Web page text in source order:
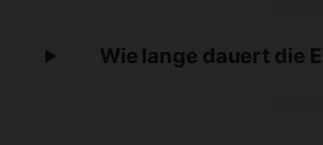
Wie lange dauert die